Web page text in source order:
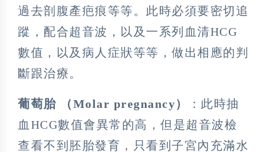
過去剖腹產疤痕等等。此時必須要密切追
蹤，配合超音波，以及一系列血清HCG
數值，以及病人症狀等等，做出相應的判
斷跟治療。
葡萄胎 （Molar pregnancy）
：此時抽
血HCG數值會異常的高，但是超音波檢
查看不到胚胎發育，只看到子宮內充滿水